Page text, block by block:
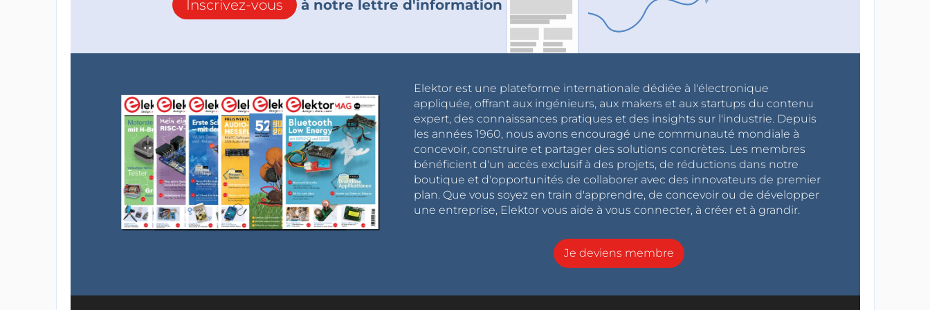
Inscrivez-vous à notre lettre d'information
Elektor est une plateforme internationale dédiée à l'électronique
appliquée, offrant aux ingénieurs, aux makers et aux startups du contenu
expert, des connaissances pratiques et des insights sur l'industrie. Depuis
les années 1960, nous avons encouragé une communauté mondiale à
concevoir, construire et partager des solutions concrètes. Les membres
bénéficient d'un accès exclusif à des projets, de réductions dans notre
boutique et d'opportunités de collaborer avec des innovateurs de premier
plan. Que vous soyez en train d'apprendre, de concevoir ou de développer
une entreprise, Elektor vous aide à vous connecter, à créer et à grandir.
Je deviens membre